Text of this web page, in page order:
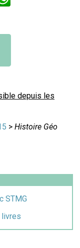
depuis les
> Histoire Géo
STMG
livres